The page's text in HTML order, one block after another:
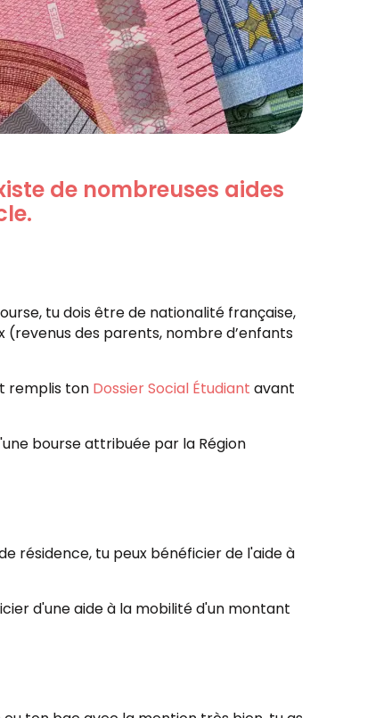
de nombreuses aides
tu dois être de nationalité française,
(revenus des parents, nombre d’enfants
remplis ton Dossier Social Étudiant avant
bourse attribuée par la Région
résidence, tu peux bénéficier de l'aide à
d'une aide à la mobilité d'un montant